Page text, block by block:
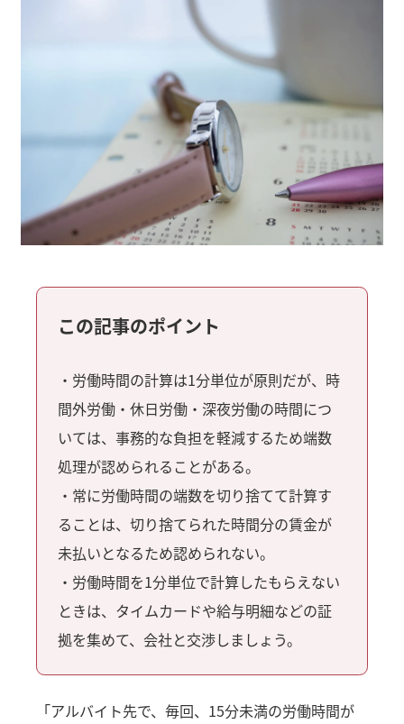
この記事のポイント
・労働時間の計算は1分単位が原則だが、時
間外労働・休日労働・深夜労働の時間につ
いては、事務的な負担を軽減するため端数
処理が認められることがある。
・常に労働時間の端数を切り捨てて計算す
ることは、切り捨てられた時間分の賃金が
未払いとなるため認められない。
・労働時間を1分単位で計算したもらえない
ときは、タイムカードや給与明細などの証
拠を集めて、会社と交渉しましょう。
「アルバイト先で、毎回、15分未満の労働時間が